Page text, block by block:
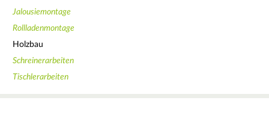
Jalousiemontage
Rollladenmontage
Holzbau
Schreinerarbeiten
Tischlerarbeiten